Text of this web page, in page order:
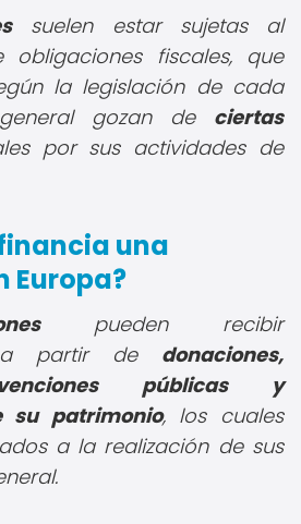
suelen estar sujetas al
obligaciones fiscales, que
la legislación de cada
gozan de ciertas
por sus actividades de
una
Europa?
pueden recibir
a partir de donaciones,
públicas y
su patrimonio, los cuales
a la realización de sus